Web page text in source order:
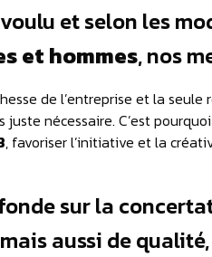
et selon les
et hommes, nos
de l’entreprise et la seule
nécessaire. C’est
, favoriser l’initiative et la
sur la
aussi de